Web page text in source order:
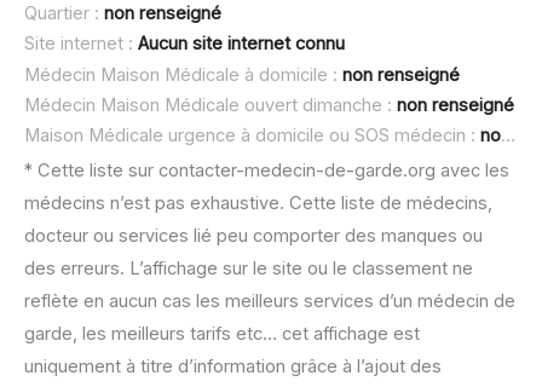
Quartier : non renseigné
Site internet : Aucun site internet connu
Médecin Maison Médicale à domicile : non renseigné
Médecin Maison Médicale ouvert dimanche : non renseigné
Maison Médicale urgence à domicile ou SOS médecin : non renseigné
* Cette liste sur contacter-medecin-de-garde.org avec les
médecins n’est pas exhaustive. Cette liste de médecins,
docteur ou services lié peu comporter des manques ou
des erreurs. L’affichage sur le site ou le classement ne
reflète en aucun cas les meilleurs services d’un médecin de
garde, les meilleurs tarifs etc… cet affichage est
uniquement à titre d’information grâce à l’ajout des